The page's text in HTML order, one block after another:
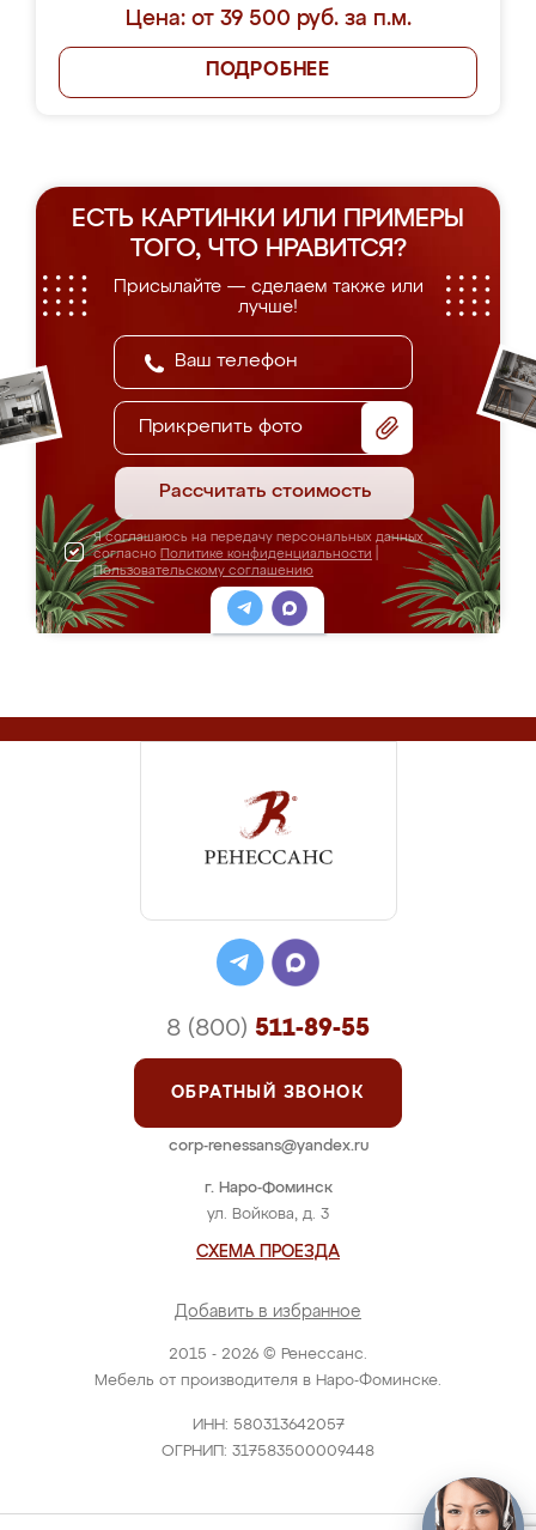
Цена: от 39 500 руб. за п.м.
ПОДРОБНЕЕ
ЕСТЬ КАРТИНКИ ИЛИ ПРИМЕРЫ
ТОГО, ЧТО НРАВИТСЯ?
Присылайте — сделаем также или
лучше!
Прикрепить фото
Рассчитать стоимость
Я соглашаюсь на передачу персональных данных
согласно Политике конфиденциальности
Пользовательскому соглашению
2015 - 2026 © Ренессанс.
Мебель от производителя в Наро-Фоминске.
ИНН: 580313642057
ОГРНИП: 317583500009448
г. Наро-Фоминск
ул. Войкова, д. 3
СХЕМА ПРОЕЗДА
Добавить в избранное
8 (800) 511-89-55
ОБРАТНЫЙ ЗВОНОК
corp-renessans@yandex.ru